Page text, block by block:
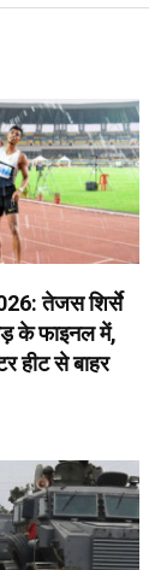
तेजस शिर्से
के फाइनल में,
हीट से बाहर